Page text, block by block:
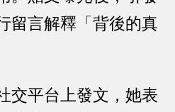
留言解釋「背後的真
交平台上發文，她表